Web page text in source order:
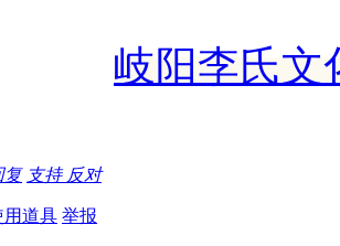
岐阳李氏文
复 支持 反对
用道具 举报